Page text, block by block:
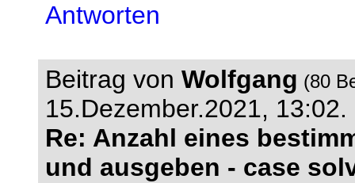
Antworten
Beitrag von Wolfgang (80
15.Dezember.2021, 13:02.
Re: Anzahl eines
und ausgeben - case